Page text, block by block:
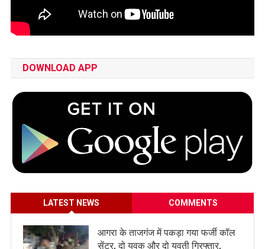
DOWNLOAD APP
LATEST NEWS COMMENTS
आगरा के ताजगंज में पकड़ा गया फर्जी कॉल
सेंटर, दो युवक और दो युवती गिरफ्तार,